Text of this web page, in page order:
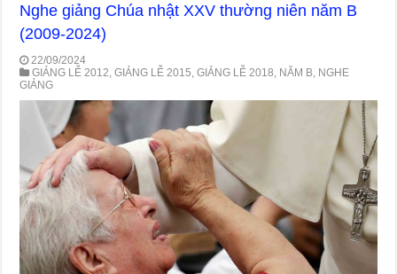
Nghe giảng Chúa nhật XXV thường niên năm B
(2009-2024)
22/09/2024
GIẢNG LỄ 2012 ,GIẢNG LỄ 2015 ,GIẢNG LỄ 2018 NĂM B NGHE
GIẢNG